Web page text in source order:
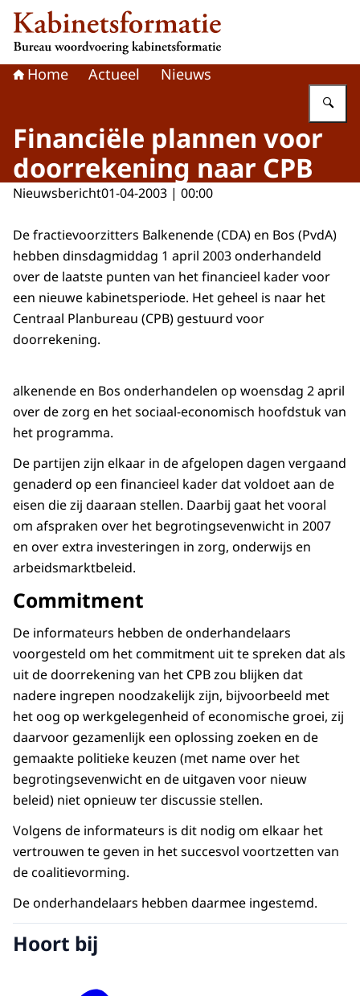
Naar de homepage van Kabinetsformatie
Home Actueel Nieuws
Financiële plannen voor
doorrekening naar CPB
Nieuwsbericht01-04-2003 | 00:00
De fractievoorzitters Balkenende (CDA) en Bos (PvdA)
hebben dinsdagmiddag 1 april 2003 onderhandeld
over de laatste punten van het financieel kader voor
een nieuwe kabinetsperiode. Het geheel is naar het
Centraal Planbureau (CPB) gestuurd voor
doorrekening.
alkenende en Bos onderhandelen op woensdag 2 april
over de zorg en het sociaal-economisch hoofdstuk van
het programma.
De partijen zijn elkaar in de afgelopen dagen vergaand
genaderd op een financieel kader dat voldoet aan de
eisen die zij daaraan stellen. Daarbij gaat het vooral
om afspraken over het begrotingsevenwicht in 2007
en over extra investeringen in zorg, onderwijs en
arbeidsmarktbeleid.
Commitment
De informateurs hebben de onderhandelaars
voorgesteld om het commitment uit te spreken dat als
uit de doorrekening van het CPB zou blijken dat
nadere ingrepen noodzakelijk zijn, bijvoorbeeld met
het oog op werkgelegenheid of economische groei, zij
daarvoor gezamenlijk een oplossing zoeken en de
gemaakte politieke keuzen (met name over het
begrotingsevenwicht en de uitgaven voor nieuw
beleid) niet opnieuw ter discussie stellen.
Volgens de informateurs is dit nodig om elkaar het
vertrouwen te geven in het succesvol voortzetten van
de coalitievorming.
De onderhandelaars hebben daarmee ingestemd.
Hoort bij